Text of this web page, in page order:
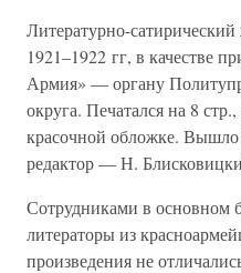
Литературно-
1921–1922 гг, в качестве
Армия» — органу
округа. Печатался на 8
красочной обложке.
редактор — Н.
Сотрудниками в
литераторы из
произведения не